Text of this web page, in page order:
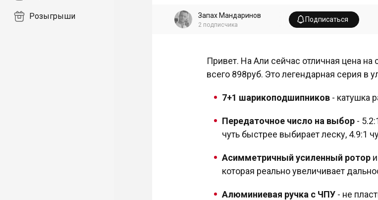
Розыгрыши Запах Мандаринов
2 подписчика
Подписаться
Привет. На Али сейчас отличная цена на
всего 898руб. Это легендарная серия в
7+1 шарикоподшипников - катушка
Передаточное число на выбор -
чуть быстрее выбирает леску, 4.9:1
Асимметричный усиленный ротор и
которая реально увеличивает
Алюминиевая ручка с ЧПУ - не